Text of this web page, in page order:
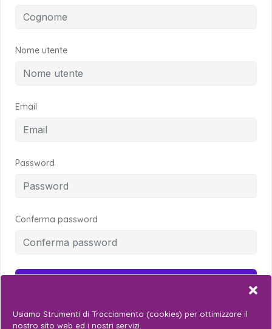
Usiamo Strumenti di Tracciamento (cookies) per ottimizzare il
nostro sito web ed i nostri servizi.
Nome utente
Email
Password
Conferma password
Already have an account?Accedi